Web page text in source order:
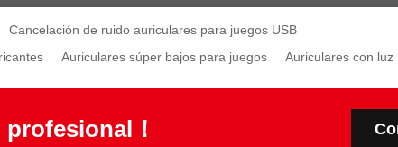
Cancelación de ruido auriculares para juegos USB
Auriculares súper bajos para juegos Auriculares con
！